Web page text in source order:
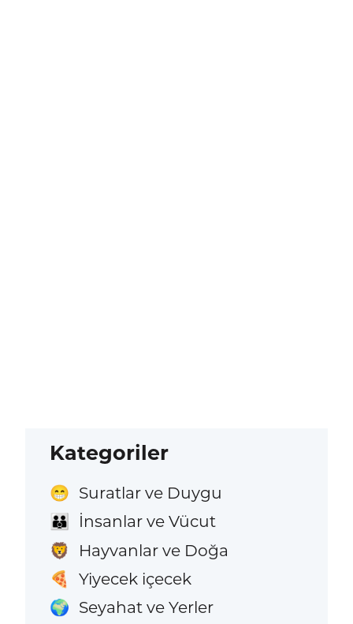
Kategoriler
😁 Suratlar ve Duygu
👪 İnsanlar ve Vücut
🦁 Hayvanlar ve Doğa
🍕 Yiyecek içecek
🌍 Seyahat ve Yerler